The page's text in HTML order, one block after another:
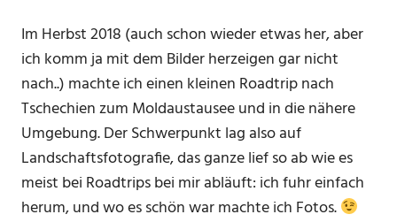
Im Herbst 2018 (auch schon wieder etwas her, aber
ich komm ja mit dem Bilder herzeigen gar nicht
nach..) machte ich einen kleinen Roadtrip nach
Tschechien zum Moldaustausee und in die nähere
Umgebung. Der Schwerpunkt lag also auf
Landschaftsfotografie, das ganze lief so ab wie es
meist bei Roadtrips bei mir abläuft: ich fuhr einfach
herum, und wo es schön war machte ich Fotos.